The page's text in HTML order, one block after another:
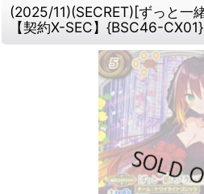
(2025/11)(SECRET)[ずっと一
【契約X-SEC】{BSC46-CX01}